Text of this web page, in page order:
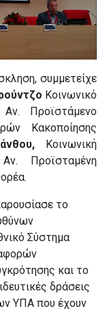
συμμετείχε
Κοινωνικό
Προϊστάμενο
Κακοποίησης
Κοινωνική
Προϊσταμένη
το
Σύστημα
και το
δράσεις
ΥΠΑ που έχουν